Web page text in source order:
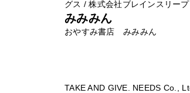
グス / 株式会社ブレインスリープ
みみみん
おやすみ書店 みみみん
TAKE AND GIVE. NEEDS Co.,